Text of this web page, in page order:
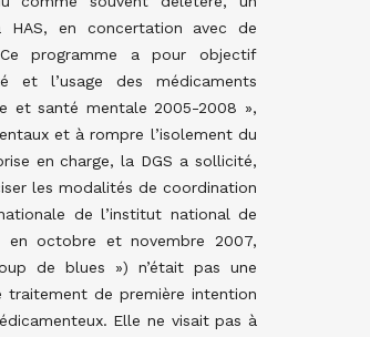
en concertation avec de
programme a pour objectif
et l’usage des médicaments
et santé mentale 2005-2008 »,
et à rompre l’isolement du
en charge, la DGS a sollicité,
les modalités de coordination
de l’institut national de
en octobre et novembre 2007,
de blues ») n’était pas une
traitement de première intention
Elle ne visait pas à